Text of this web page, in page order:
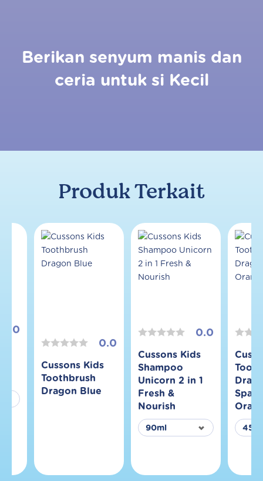
Berikan senyum manis dan
ceria untuk si Kecil
Produk Terkait
5.0
0.0
Cussons Kids
Toothbrush
Dragon Blue
0.0
Cussons Kids
Shampoo
Unicorn 2 in 1
Fresh &
Nourish